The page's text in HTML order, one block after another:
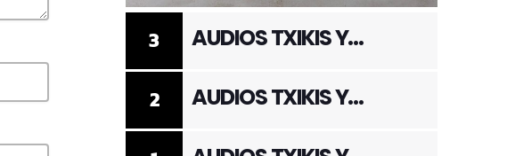
2 AUDIOS TXIKIS Y
3 AUDIOS TXIKIS Y